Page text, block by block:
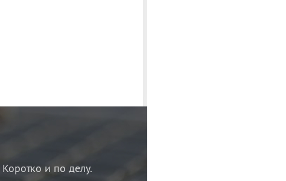
Коротко и по делу.